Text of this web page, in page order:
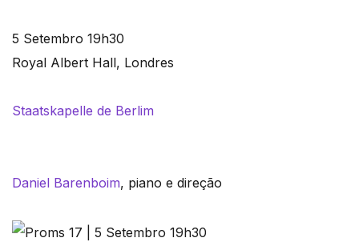
5 Setembro 19h30
Royal Albert Hall, Londres
Staatskapelle de Berlim
Daniel Barenboim, piano e direção